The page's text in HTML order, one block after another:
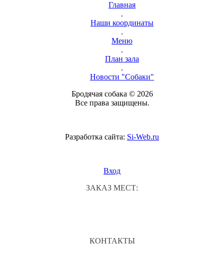
Главная
.
Наши координаты
.
Меню
.
План зала
.
Новости "Собаки"
Бродячая собака © 2026
Все права защищены.
Разработка сайта: Si-Web.ru
Вход
ЗАКАЗ МЕСТ:
КОНТАКТЫ